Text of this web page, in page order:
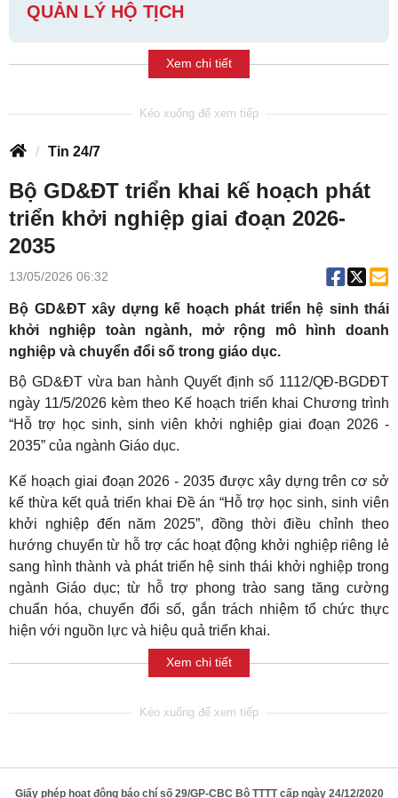
QUẢN LÝ HỘ TỊCH
Xem chi tiết
Tin 24/7
Bộ GD&ĐT triển khai kế hoạch phát
triển khởi nghiệp giai đoạn 2026-
2035
13/05/2026 06:32
Bộ GD&ĐT xây dựng kế hoạch phát triển hệ sinh thái
khởi nghiệp toàn ngành, mở rộng mô hình doanh
nghiệp và chuyển đổi số trong giáo dục.
Bộ GD&ĐT vừa ban hành Quyết định số 1112/QĐ-BGDĐT
ngày 11/5/2026 kèm theo Kế hoạch triển khai Chương trình
“Hỗ trợ học sinh, sinh viên khởi nghiệp giai đoạn 2026 -
2035” của ngành Giáo dục.
Kế hoạch giai đoạn 2026 - 2035 được xây dựng trên cơ sở
kế thừa kết quả triển khai Đề án “Hỗ trợ học sinh, sinh viên
khởi nghiệp đến năm 2025”, đồng thời điều chỉnh theo
hướng chuyển từ hỗ trợ các hoạt động khởi nghiệp riêng lẻ
sang hình thành và phát triển hệ sinh thái khởi nghiệp trong
ngành Giáo dục; từ hỗ trợ phong trào sang tăng cường
chuẩn hóa, chuyển đổi số, gắn trách nhiệm tổ chức thực
hiện với nguồn lực và hiệu quả triển khai.
Xem chi tiết
Giấy phép hoạt động báo chí số 29/GP-CBC Bộ TTTT cấp ngày 24/12/2020